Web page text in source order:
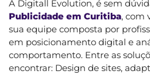
A Digitall Evolution, é sem
Publicidade em Curitiba, com
sua equipe composta por
em posicionamento digital e
comportamento. Entre as
encontrar: Design de sites,